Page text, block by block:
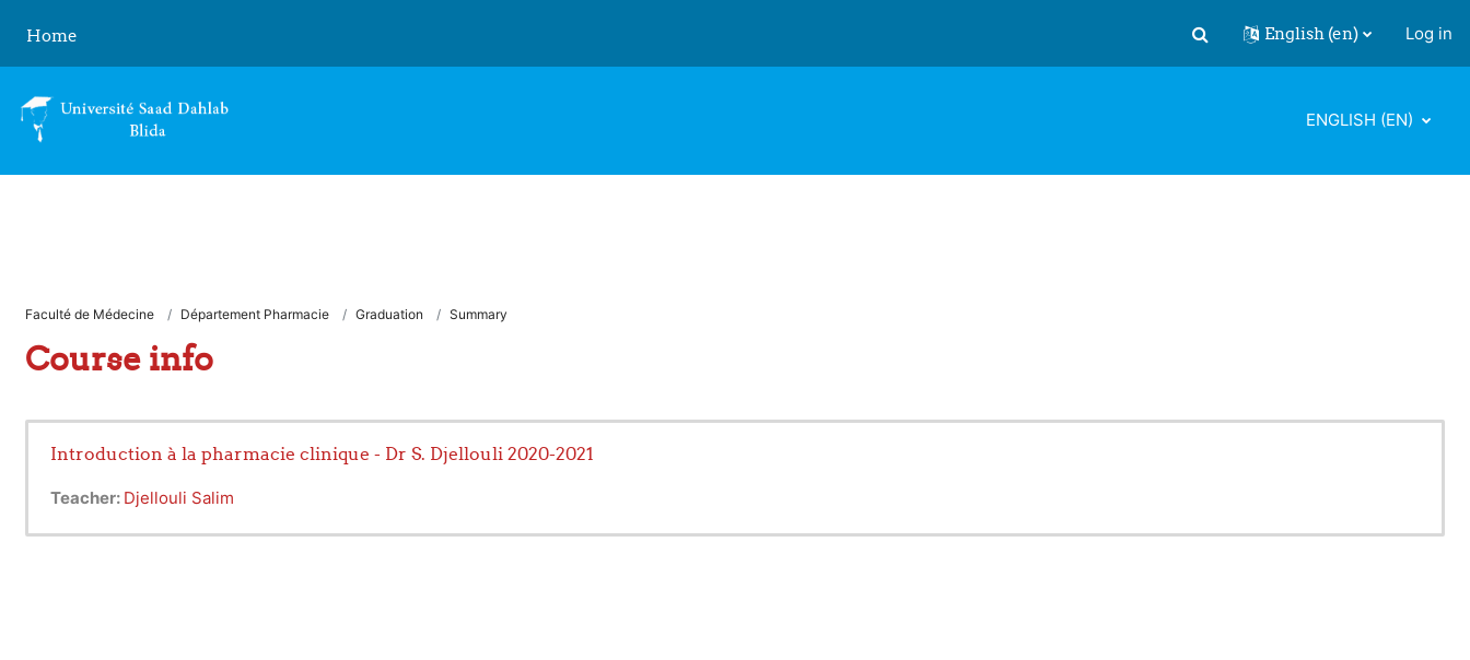
Home
Toggle search input
English ‎(en)‎ Log in
ENGLISH ‎(EN)‎
Faculté de Médecine Département Pharmacie Graduation Summary
Course info
Introduction à la pharmacie clinique - Dr S. Djellouli 2020-2021
Teacher: Djellouli Salim